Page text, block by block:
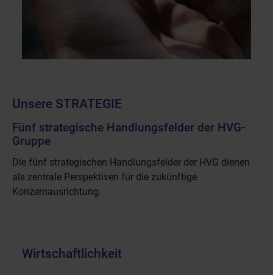
Unsere STRATEGIE
Fünf strategische Handlungsfelder der HVG-
Gruppe
Die fünf strategischen Handlungsfelder der HVG dienen
als zentrale Perspektiven für die zukünftige
Konzernausrichtung.
Wirtschaftlichkeit